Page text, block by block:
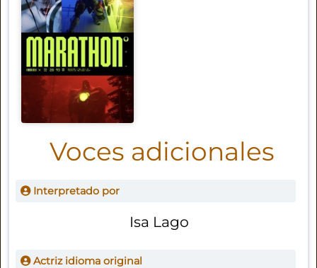
Voces adicionales
Interpretado por
Isa Lago
Actriz idioma original